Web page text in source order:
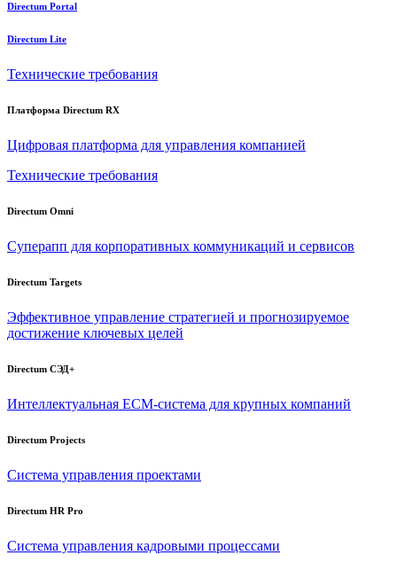
Directum Portal
Directum Lite
Технические требования
Платформа Directum RX
Цифровая платформа для управления компанией
Технические требования
Directum Omni
Суперапп для корпоративных коммуникаций и сервисов
Directum Targets
Эффективное управление стратегией и прогнозируемое
достижение ключевых целей
Directum СЭД+
Интеллектуальная ECM-система для крупных компаний
Directum Projects
Система управления проектами
Directum HR Pro
Система управления кадровыми процессами